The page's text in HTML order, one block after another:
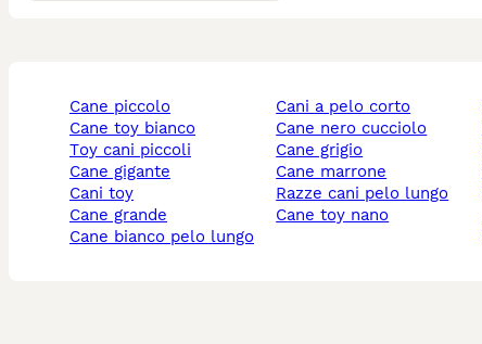
cane piccolo
cane toy bianco
toy cani piccoli
cane gigante
cani toy
cane grande
cane bianco pelo lungo
cani a pelo corto
cane nero cucciolo
cane grigio
cane marrone
razze cani pelo lungo
cane toy nano